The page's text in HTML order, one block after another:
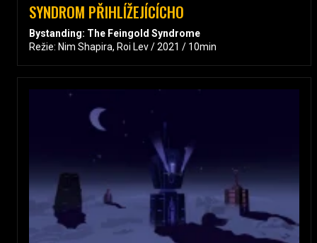
SYNDROM PŘIHLÍŽEJÍCÍCHO
Bystanding: The Feingold Syndrome
Režie: Nim Shapira, Roi Lev / 2021 / 10min